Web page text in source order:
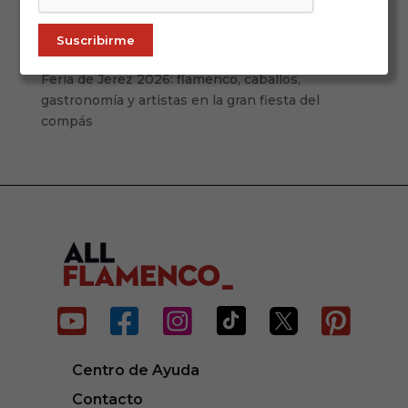
Congreso 75 Aniversario de Camarón: San
Feria de Jerez 2026: flamenco, caballos,
gastronomía y artistas en la gran fiesta del
compás
     
Centro de Ayuda
Contacto